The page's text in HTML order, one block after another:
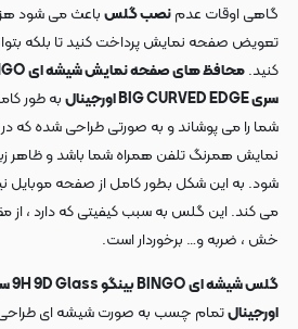
گاهی اوقات عدمنصب گلسباعث می شود
تعویض صفحه نمایش پرداخت کنید تا بلکه
کنید.
سری BIG CURVED EDGE اورجینال
به طور
شما را می پوشاند و به صورتی طراحی شده
نمایش همرنگ تلفن همراه شما باشد و ظاهر
شود. به این شکل بطور کامل از صفحه موبایل
می کند. این گلس به سبب کیفیتی که دارد ، از
خش ، ضربه و… برخوردار است.
اورجینالتمام چسب به صورت شیشه ای طراحی